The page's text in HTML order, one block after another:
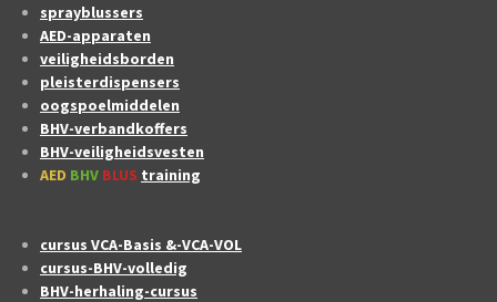
sprayblussers
AED-apparaten
veiligheidsborden
pleisterdispensers
oogspoelmiddelen
BHV-verbandkoffers
BHV-veiligheidsvesten
AED BHV BLUS training
cursus VCA-Basis &-VCA-VOL
cursus-BHV-volledig
BHV-herhaling-cursus